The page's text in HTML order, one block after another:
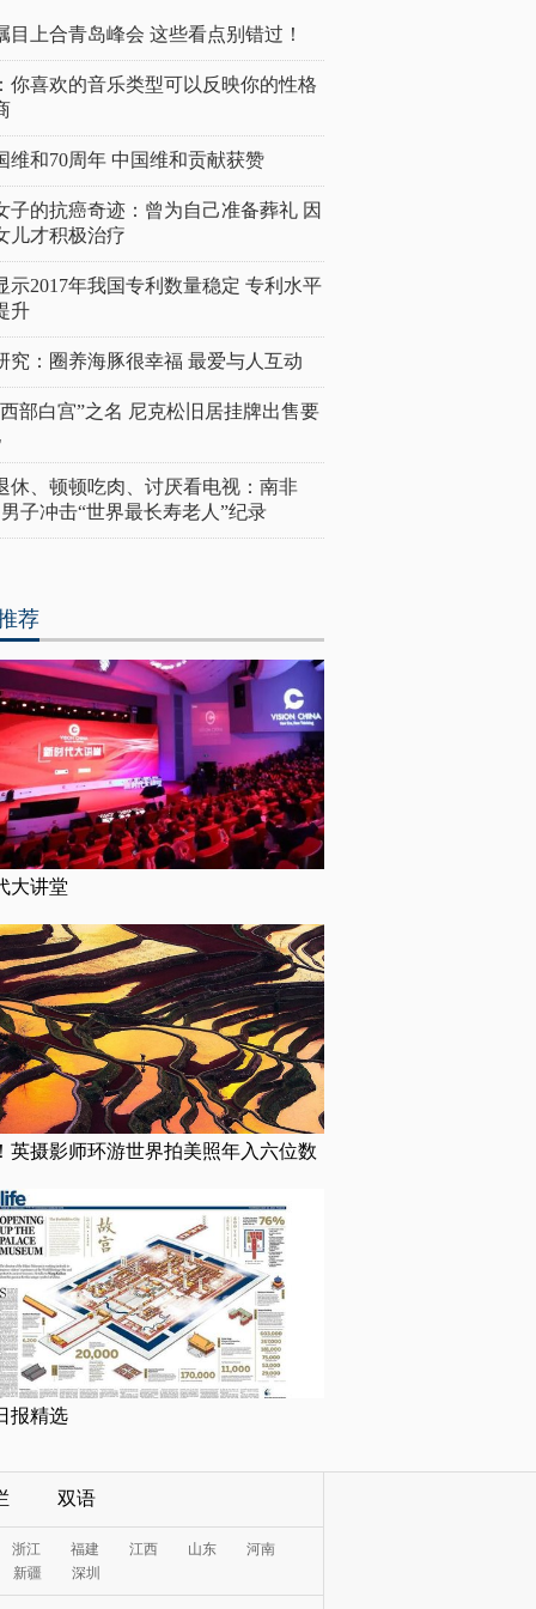
目上合青岛峰会 这些看点别错过！
你喜欢的音乐类型可以反映你的性格
维和70周年 中国维和贡献获赞
子的抗癌奇迹：曾为自己准备葬礼 因
儿才积极治疗
示2017年我国专利数量稳定 专利水平
升
究：圈养海豚很幸福 最爱与人互动
部白宫”之名 尼克松旧居挂牌出售要
休、顿顿吃肉、讨厌看电视：南非
子冲击“世界最长寿老人”纪录
荐
大讲堂
英摄影师环游世界拍美照年入六位数
报精选
双语
浙江 福建 江西 山东
河南
新疆
深圳